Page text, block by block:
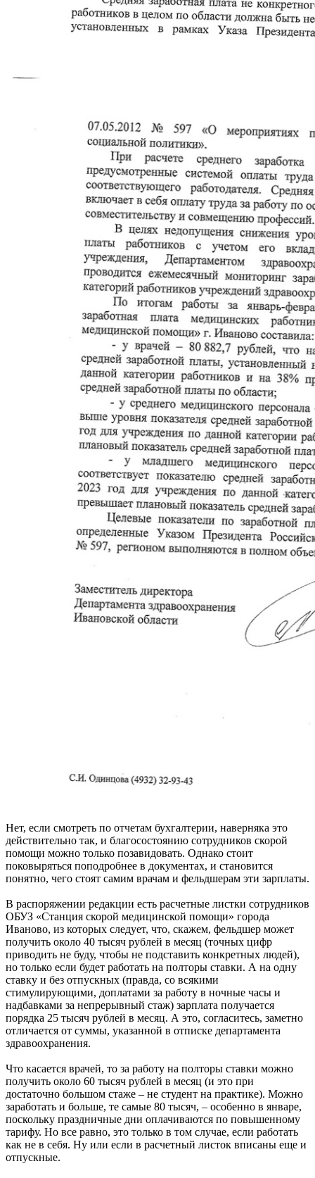
Нет, если смотреть по отчетам бухгалтерии, наверняка это
действительно так, и благосостоянию сотрудников скорой
помощи можно только позавидовать. Однако стоит
поковыряться поподробнее в документах, и становится
понятно, чего стоят самим врачам и фельдшерам эти зарплаты.
В распоряжении редакции есть расчетные листки сотрудников
ОБУЗ «Станция скорой медицинской помощи» города
Иваново, из которых следует, что, скажем, фельдшер может
получить около 40 тысяч рублей в месяц (точных цифр
приводить не буду, чтобы не подставить конкретных людей),
но только если будет работать на полторы ставки. А на одну
ставку и без отпускных (правда, со всякими
стимулирующими, доплатами за работу в ночные часы и
надбавками за непрерывный стаж) зарплата получается
порядка 25 тысяч рублей в месяц. А это, согласитесь, заметно
отличается от суммы, указанной в отписке департамента
здравоохранения.
Что касается врачей, то за работу на полторы ставки можно
получить около 60 тысяч рублей в месяц (и это при
достаточно большом стаже – не студент на практике). Можно
заработать и больше, те самые 80 тысяч, – особенно в январе,
поскольку праздничные дни оплачиваются по повышенному
тарифу. Но все равно, это только в том случае, если работать
как не в себя. Ну или если в расчетный листок вписаны еще и
отпускные.